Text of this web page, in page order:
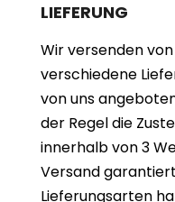
LIEFERUNG
Wir versenden
verschiedene
von uns
der Regel die
innerhalb von 3
Versand
Lieferungsarten